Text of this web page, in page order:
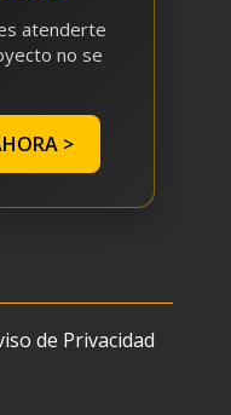
atenderte
no se
>
de Privacidad